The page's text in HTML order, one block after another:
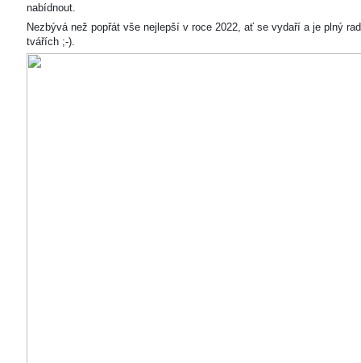
nabídnout.
Nezbývá než popřát vše nejlepší v roce 2022, ať se vydaří a je plný
tvářích ;-).